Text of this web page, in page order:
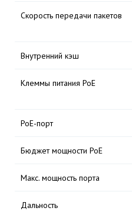
Скорость передачи пакетов
Внутренний кэш
Клеммы питания PoE
PoE-порт
Бюджет мощности PoE
Макс. мощность порта
Дальность